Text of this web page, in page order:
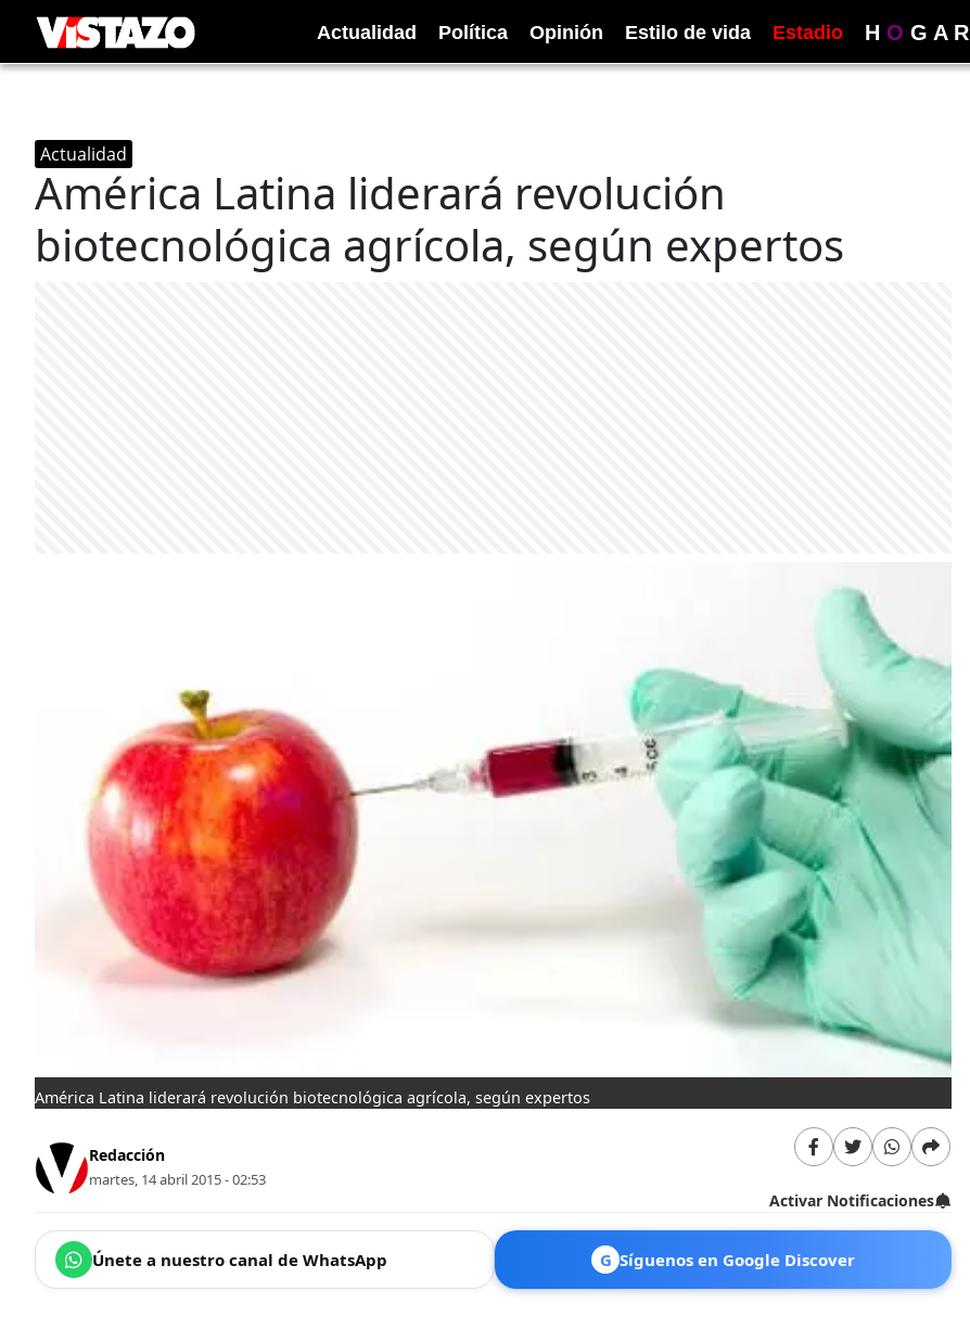
Actualidad Política Opinión Estilo de vida Estadio H O G A R
Actualidad
América Latina liderará revolución
biotecnológica agrícola, según expertos
América Latina liderará revolución biotecnológica agrícola, según expertos
Redacción
martes, 14 abril 2015 - 02:53
Activar Notificaciones
Únete a nuestro canal de WhatsApp G Síguenos en Google Discover